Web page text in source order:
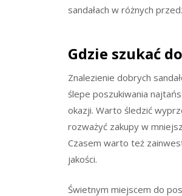
sandałach w różnych
Gdzie szukać
Znalezienie dobrych
ślepe poszukiwania
okazji. Warto śledzić
rozważyć zakupy w
Czasem warto też
jakości.
Świetnym miejscem do